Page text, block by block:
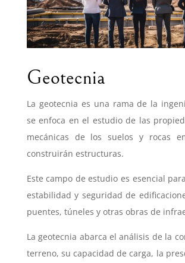
Geotecnia
La geotecnia es una rama de la
se enfoca en el estudio de las
mecánicas de los suelos y rocas
construirán estructuras.
Este campo de estudio es esencial
estabilidad y seguridad de
puentes, túneles y otras obras de
La geotecnia abarca el análisis de la
terreno, su capacidad de carga, la